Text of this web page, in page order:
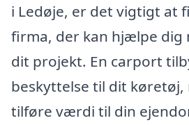
i Ledøje, er det vigtigt at
firma, der kan hjælpe dig
dit projekt. En carport
beskyttelse til dit køretøj,
tilføre værdi til din